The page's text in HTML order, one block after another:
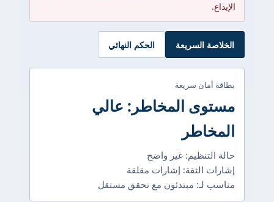
الإيداع.
الخلاصة السريعة الحكم النهائي
بطاقة أمان سريعة
مستوى المخاطر: عالي
المخاطر
حالة التنظيم: غير واضح
إشارات الثقة: إشارات مقلقة
مناسب لـ: مبتدئون مع تحقق مستقل